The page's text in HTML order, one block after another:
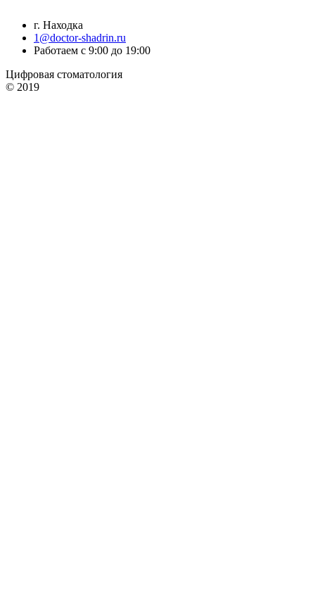
г. Находка
1@doctor-shadrin.ru
Работаем с 9:00 до 19:00
Цифровая стоматология
© 2019